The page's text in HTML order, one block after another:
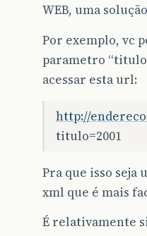
WEB, uma
Por exemplo, vc
parametro
acessar esta url:
http://
titulo=2001
Pra que isso
xml que é mais
É relativamente